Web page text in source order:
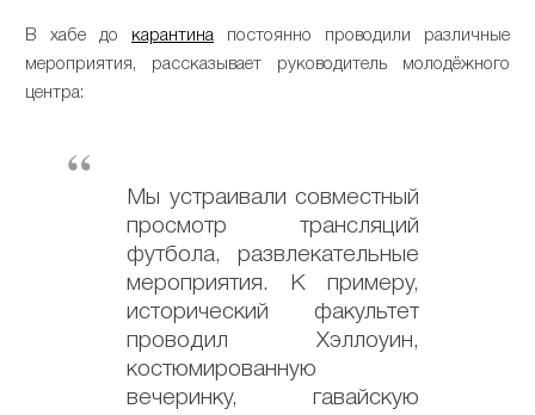
В хабе до карантина постоянно проводили различные
мероприятия, рассказывает руководитель молодёжного
центра:
Мы устраивали совместный
просмотр трансляций
футбола, развлекательные
мероприятия. К примеру,
исторический факультет
проводил Хэллоуин,
костюмированную
вечеринку, гавайскую